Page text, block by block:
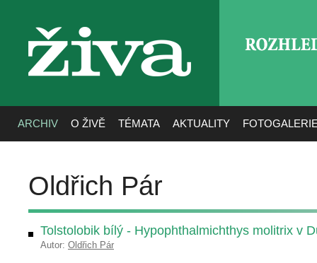
živa
ARCHIV O ŽIVĚ TÉMATA AKTUALITY
Oldřich Pár
Tolstolobik bílý - Hypophthalmichthys molitrix v
Autor: Oldřich Pár